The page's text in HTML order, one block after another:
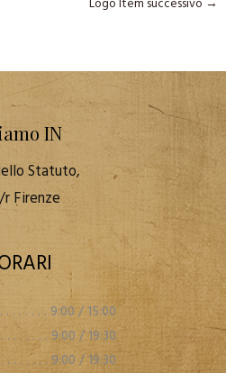
IN
Statuto,
r Firenze
. . . . . . . 9:00 / 15:00
. . . . . . 9:00 / 19:30
. . . . . . 9:00 / 19:30